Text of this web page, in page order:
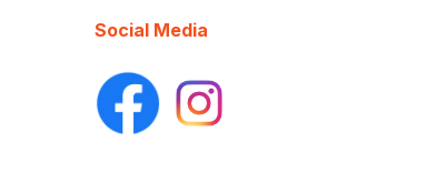
Social Media